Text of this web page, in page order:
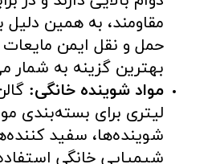
مقاومند، به همین دلیل
حمل و نقل ایمن مایعات
بهترین گزینه به شمار
مواد شوینده خانگی:
لیتری برای بسته‌بندی
شوینده‌ها، سفید
شیمیایی خانگی